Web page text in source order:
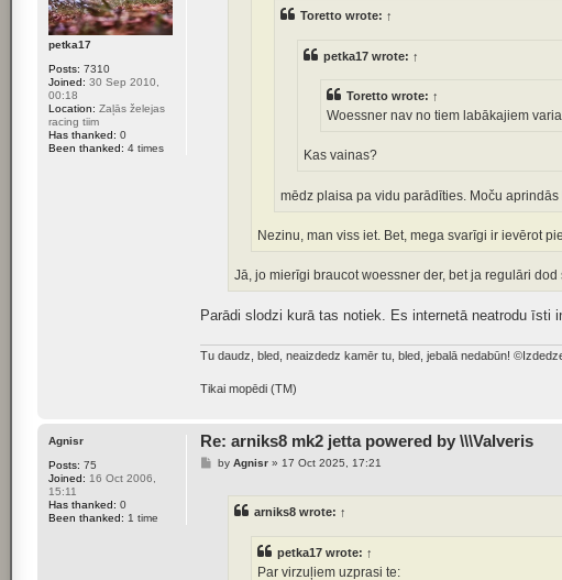
petka17
Posts: 7310
Joined: 30 Sep 2010,
00:18
Location: Zaļās želejas
racing tiim
Has thanked: 0
Been thanked: 4 times
Torettowrote: ↑
petka17wrote: ↑
Torettowrote: ↑
Woessner nav no tiem labākajiem
Kas vainas?
mēdz plaisa pa vidu parādīties. Moču
Nezinu, man viss iet. Bet, mega svarīgi ir ievērot
Jā, jo mierīgi braucot woessner der, bet ja regulāri
Parādi slodzi kurā tas notiek. Es internetā neatrodu īsti
Tu daudz, bled, neaizdedz kamēr tu, bled, jebalā nedabūn!
Tikai mopēdi (TM)
Agnisr
Posts: 75
Joined: 16 Oct 2006,
15:11
Has thanked: 0
Been thanked: 1 time
Re: arniks8 mk2 jetta powered by \\\Valveris
Pby Agnisr» 17 Oct 2025, 17:21
arniks8wrote: ↑
petka17wrote: ↑
Par virzuļiem uzprasi te: